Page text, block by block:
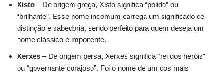
Xisto – De origem grega, Xisto significa “polido” ou
“brilhante”. Esse nome incomum carrega um significado de
distinção e sabedoria, sendo perfeito para quem deseja um
nome clássico e imponente.
Xerxes – De origem persa, Xerxes significa “rei dos heróis”
ou “governante corajoso”. Foi o nome de um dos mais